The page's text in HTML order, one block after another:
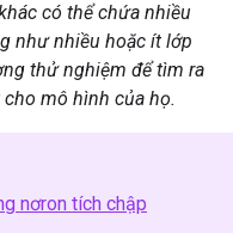
có thể chứa nhiều
như nhiều hoặc ít lớp
thử nghiệm để tìm ra
mô hình của họ.
nơron tích chập